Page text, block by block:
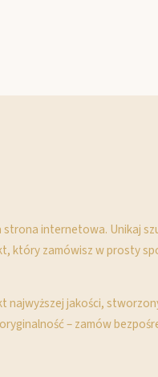
internetowa. Unikaj
który zamówisz w prosty
jakości,
– zamów